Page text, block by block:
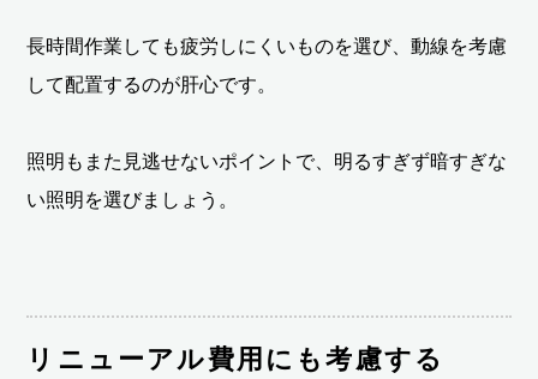
長時間作業しても疲労しにくいものを選び、動線を考慮
して配置するのが肝心です。
照明もまた見逃せないポイントで、明るすぎず暗すぎな
い照明を選びましょう。
リニューアル費用にも考慮する